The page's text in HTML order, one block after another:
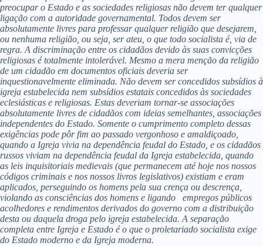
preocupar o Estado e as sociedades religiosas não devem ter qualquer
ligação com a autoridade governamental. Todos devem ser
absolutamente livres para professar qualquer religião que desejarem,
ou nenhuma religião, ou seja, ser ateu, o que todo socialista é, via de
regra. A discriminação entre os cidadãos devido às suas convicções
religiosas é totalmente intolerável. Mesmo a mera menção da religião
de um cidadão em documentos oficiais deveria ser
inquestionavelmente eliminada. Não devem ser concedidos subsídios à
igreja estabelecida nem subsídios estatais concedidos às sociedades
eclesiásticas e religiosas. Estas deveriam tornar-se associações
absolutamente livres de cidadãos com ideias semelhantes, associações
independentes do Estado. Somente o cumprimento completo dessas
exigências pode pôr fim ao passado vergonhoso e amaldiçoado,
quando a Igreja vivia na dependência feudal do Estado, e os cidadãos
russos viviam na dependência feudal da Igreja estabelecida, quando
as leis inquisitoriais medievais (que permanecem até hoje nos nossos
códigos criminais e nos nossos livros legislativos) existiam e eram
aplicados, perseguindo os homens pela sua crença ou descrença,
violando as consciências dos homens e ligando empregos públicos
acolhedores e rendimentos derivados do governo com a distribuição
desta ou daquela droga pelo igreja estabelecida. A separação
completa entre Igreja e Estado é o que o proletariado socialista exige
do Estado moderno e da Igreja moderna.